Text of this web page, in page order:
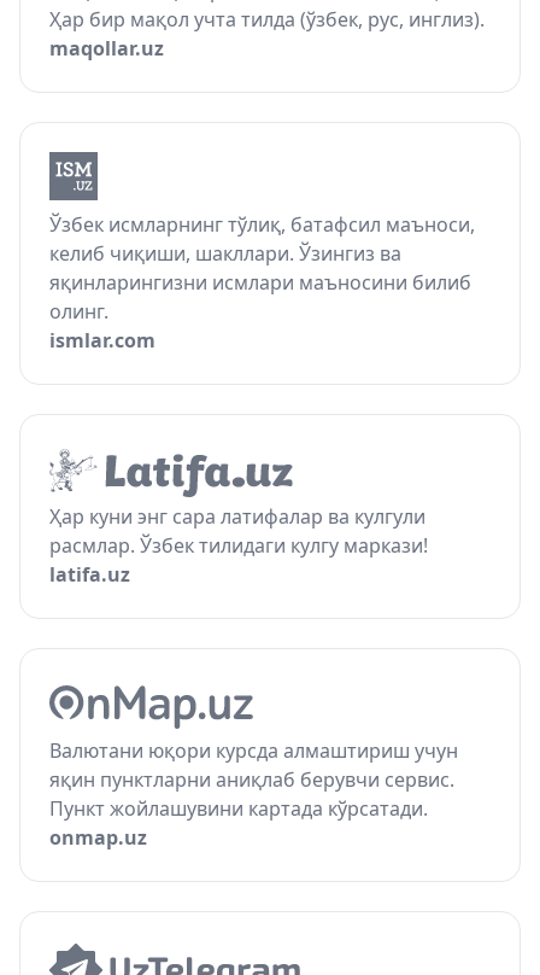
Ҳар бир мақол учта тилда (ўзбек, рус, инглиз).
maqollar.uz
Ўзбек исмларнинг тўлиқ, батафсил маъноси,
келиб чиқиши, шакллари. Ўзингиз ва
яқинларингизни исмлари маъносини билиб
олинг.
ismlar.com
Ҳар куни энг сара латифалар ва кулгули
расмлар. Ўзбек тилидаги кулгу маркази!
latifa.uz
Валютани юқори курсда алмаштириш учун
яқин пунктларни аниқлаб берувчи сервис.
Пункт жойлашувини картада кўрсатади.
onmap.uz